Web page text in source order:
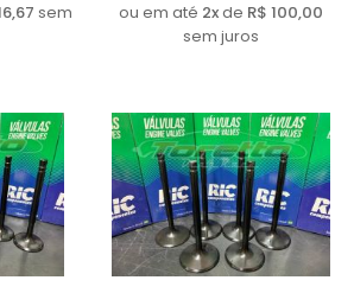
sem
ou em até 2xde R$ 100,00
sem juros